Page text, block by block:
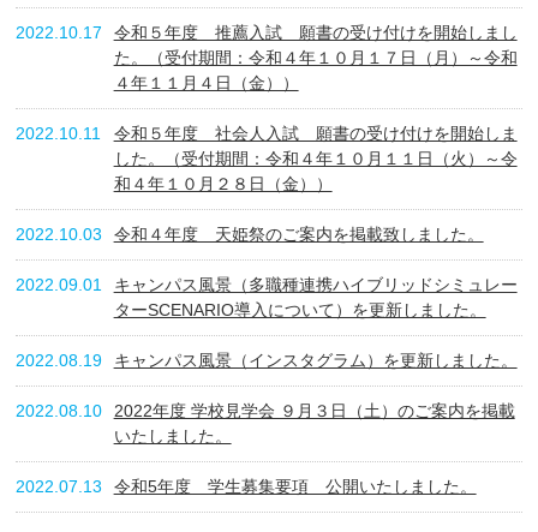
2022.10.17
令和５年度 推薦入試 願書の受け付けを開始しまし
た。（受付期間：令和４年１０月１７日（月）～令和
４年１１月４日（金））
2022.10.11
令和５年度 社会人入試 願書の受け付けを開始しま
した。（受付期間：令和４年１０月１１日（火）～令
和４年１０月２８日（金））
2022.10.03 令和４年度 天姫祭のご案内を掲載致しました。
2022.09.01
キャンパス風景（多職種連携ハイブリッドシミュレー
ターSCENARIO導入について）を更新しました。
2022.08.19 キャンパス風景（インスタグラム）を更新しました。
2022.08.10
2022年度 学校見学会 ９月３日（土）のご案内を掲載
いたしました。
2022.07.13 令和5年度 学生募集要項 公開いたしました。